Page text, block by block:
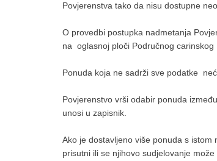
Povjerenstva tako da nisu dostupne
O provedbi postupka nadmetanja
na oglasnoj ploči Područnog carinskog
Ponuda koja ne sadrži sve podatke
Povjerenstvo vrši odabir ponuda
unosi u zapisnik.
Ako je dostavljeno više ponuda s
prisutni ili se njihovo sudjelovanje